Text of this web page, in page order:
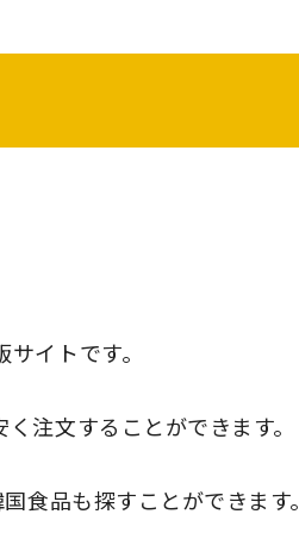
イトです。
注文することができます。
食品も探すことができます。